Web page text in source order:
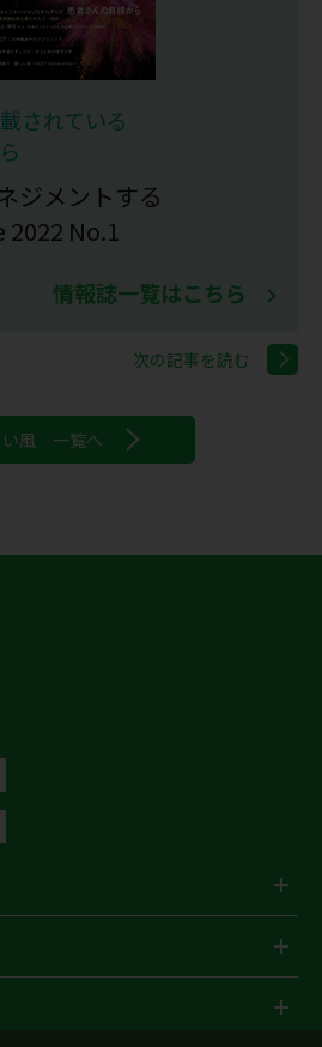
されている
ジメントする
2022 No.1
情報誌一覧はこちら
い風 一覧へ
次の記事を読む